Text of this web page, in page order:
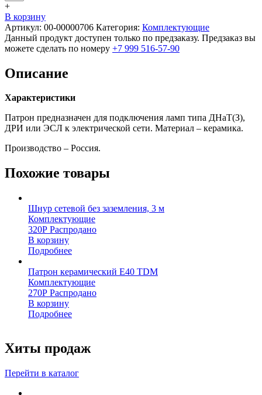
+
В корзину
Артикул: 00-00000706 Категория: Комплектующие
Данный продукт доступен только по предзаказу. Предзаказ вы
можете сделать по номеру +7 999 516-57-90
Описание
Характеристики
Патрон предназначен для подключения ламп типа ДНаТ(З),
ДРИ или ЭСЛ к электрической сети. Материал – керамика.
Производство – Россия.
Похожие товары
Шнур сетевой без заземления, 3 м
Комплектующие
320Р Распродано
В корзину
Подробнее
Патрон керамический Е40 TDM
Комплектующие
270Р Распродано
В корзину
Подробнее
Хиты продаж
Перейти в каталог